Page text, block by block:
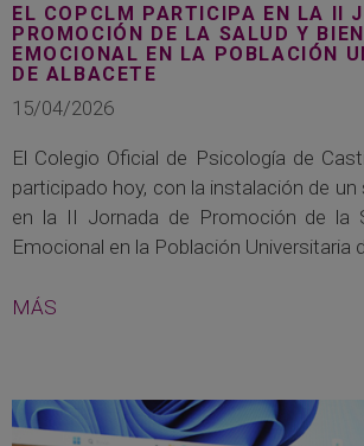
EL COPCLM PARTICIPA EN LA II
PROMOCIÓN DE LA SALUD Y
EMOCIONAL EN LA POBLACIÓN
DE ALBACETE
15/04/2026
El Colegio Oficial de Psicología de
participado hoy, con la instalación de
en la II Jornada de Promoción de la
Emocional en la Población Universitaria
MÁS